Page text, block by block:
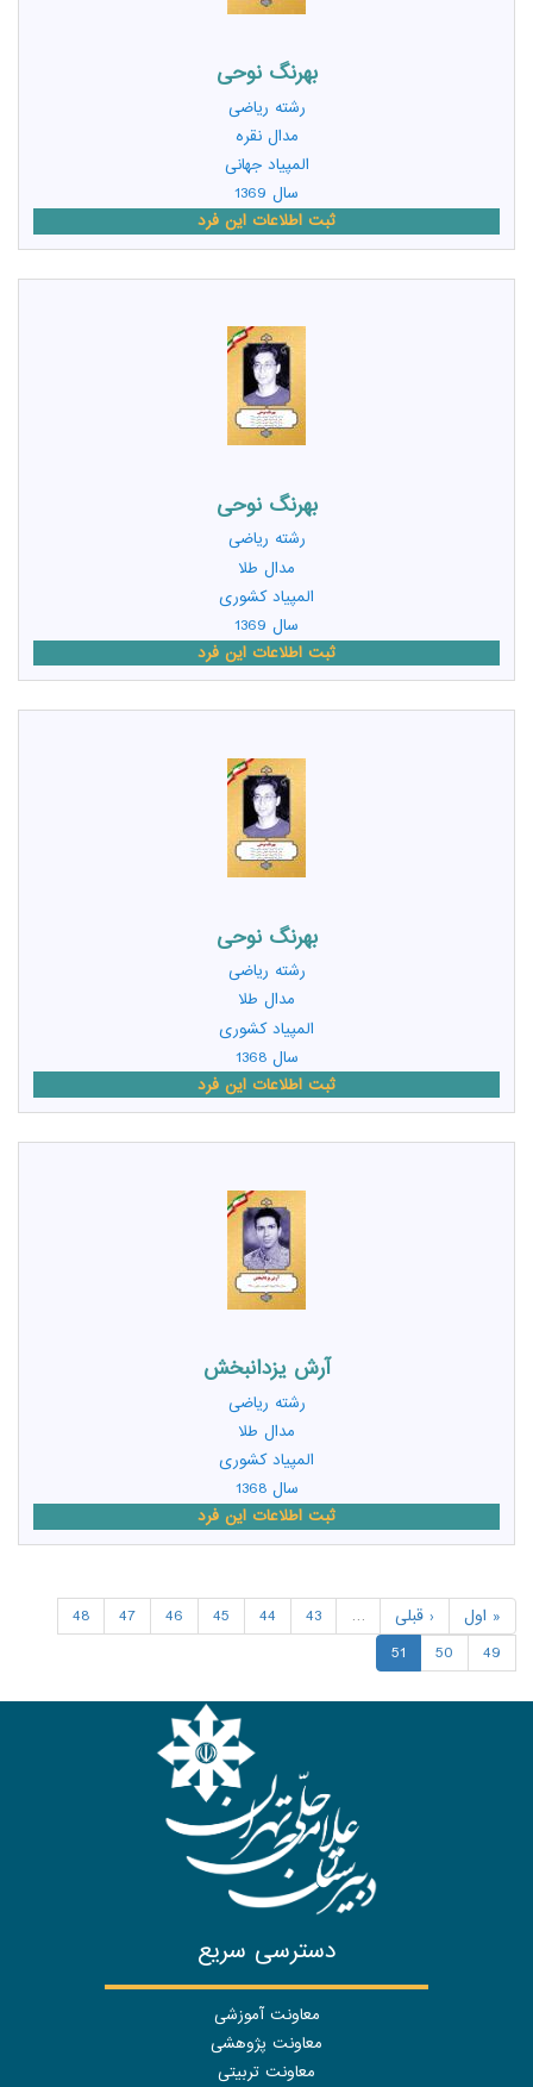
بهرنگ نوحی
رشته ریاضی
مدال نقره
المپیاد جهانی
سال 1369
ثبت اطلاعات این فرد
بهرنگ نوحی
رشته ریاضی
مدال طلا
المپیاد کشوری
سال 1369
ثبت اطلاعات این فرد
بهرنگ نوحی
رشته ریاضی
مدال طلا
المپیاد کشوری
سال 1368
ثبت اطلاعات این فرد
آرش یزدانبخش
رشته ریاضی
مدال طلا
المپیاد کشوری
سال 1368
ثبت اطلاعات این فرد
« اول ‹ قبلی …
43
44
45
46
47
48
49
50
51
دسترسی سریع
معاونت آموزشی
معاونت پژوهشی
معاونت تربیتی